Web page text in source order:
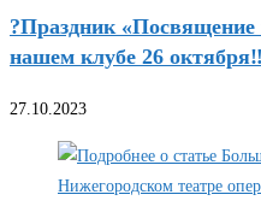
?Праздник
нашем клубе 26
27.10.2023